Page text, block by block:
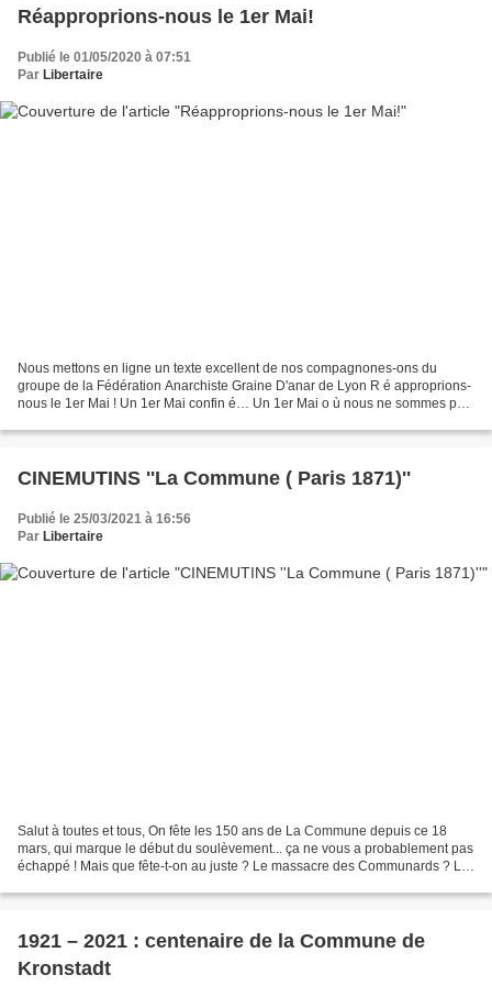
Réapproprions-nous le 1er Mai!
Publié le 01/05/2020 à 07:51
Par Libertaire
Nous mettons en ligne un texte excellent de nos compagnones-ons du
groupe de la Fédération Anarchiste Graine D'anar de Lyon R é approprions-
nous le 1er Mai ! Un 1er Mai confin é… Un 1er Mai o ù nous ne sommes pas
CINEMUTINS ''La Commune ( Paris 1871)''
Publié le 25/03/2021 à 16:56
Par Libertaire
Salut à toutes et tous, On fête les 150 ans de La Commune depuis ce 18
mars, qui marque le début du soulèvement... ça ne vous a probablement pas
échappé ! Mais que fête-t-on au juste ? Le massacre des Communards ? La
1921 – 2021 : centenaire de la Commune de
Kronstadt